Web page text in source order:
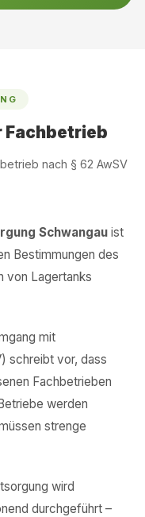
Fachbetrieb
nach § 62 AwSV
Schwangau ist
Bestimmungen des
von Lagertanks
mit
schreibt vor, dass
Fachbetrieben
werden
strenge
wird
durchgeführt –